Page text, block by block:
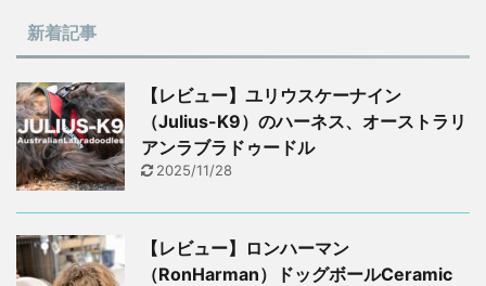
新着記事
【レビュー】ユリウスケーナイン
（Julius-K9）のハーネス、オーストラリ
アンラブラドゥードル
2025/11/28
【レビュー】ロンハーマン
（RonHarman）ドッグボールCeramic